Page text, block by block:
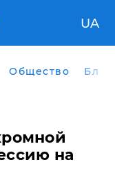
UA
Общество
на